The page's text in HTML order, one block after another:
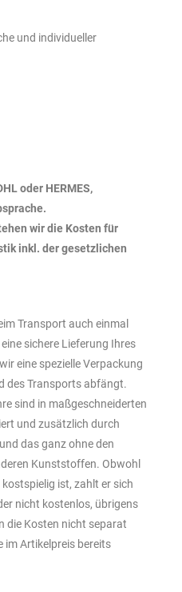
und individueller
oder HERMES,
wir die Kosten für
inkl. der gesetzlichen
Transport auch einmal
sichere Lieferung Ihres
eine spezielle Verpackung
des Transports abfängt.
sind in maßgeschneiderten
und zusätzlich durch
das ganz ohne den
Kunststoffen. Obwohl
ist, zahlt er sich
nicht kostenlos, übrigens
die Kosten nicht separat
im Artikelpreis bereits